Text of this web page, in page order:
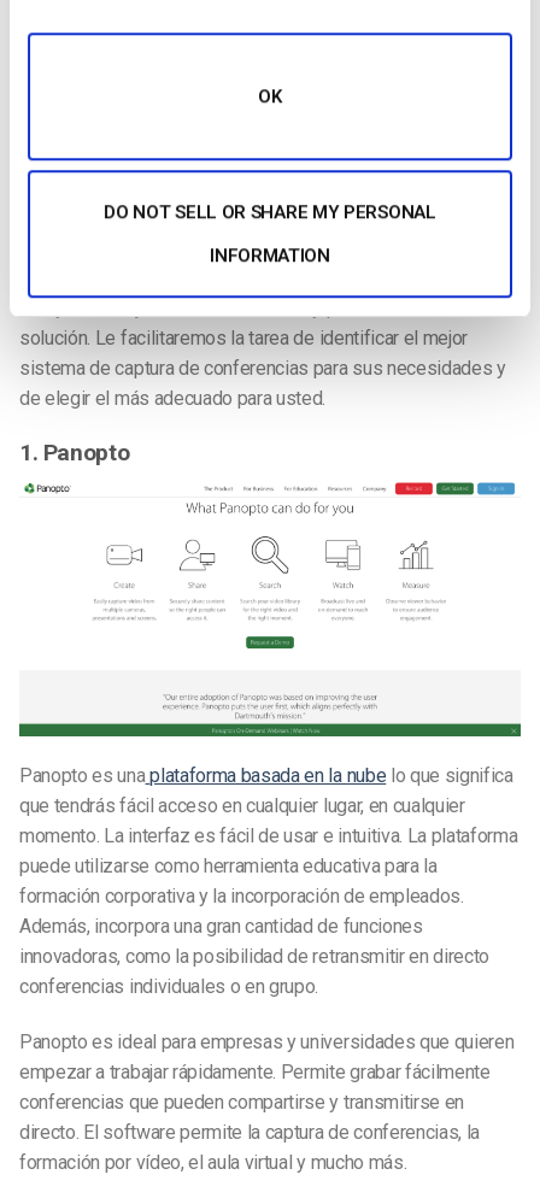
OK
DO NOT SELL OR SHARE MY PERSONAL
INFORMATION
La solución de captura de conferencias adecuada para usted
hardware o una solución de software. Tal vez incluso un
veremos a continuación.
Teniendo en cuenta sus necesidades específicas, a
continuación encontrará 5 de las mejores soluciones de
solución. Le facilitaremos la tarea de identificar el mejor
sistema de captura de conferencias para sus necesidades y
de elegir el más adecuado para usted.
1. Panopto
Panopto es unaplataforma basada en la nube lo que significa
que tendrás fácil acceso en cualquier lugar, en cualquier
momento. La interfaz es fácil de usar e intuitiva. La plataforma
puede utilizarse como herramienta educativa para la
formación corporativa y la incorporación de empleados.
Además, incorpora una gran cantidad de funciones
innovadoras, como la posibilidad de retransmitir en directo
conferencias individuales o en grupo.
Panopto es ideal para empresas y universidades que quieren
empezar a trabajar rápidamente. Permite grabar fácilmente
conferencias que pueden compartirse y transmitirse en
directo. El software permite la captura de conferencias, la
formación por vídeo, el aula virtual y mucho más.